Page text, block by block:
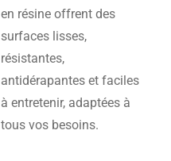
en résine offrent des
surfaces lisses,
résistantes,
antidérapantes et faciles
à entretenir, adaptées à
tous vos besoins.